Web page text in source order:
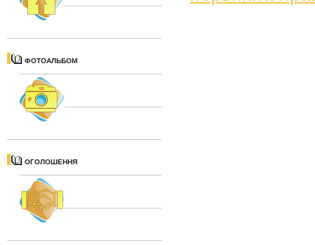
ФОТОАЛЬБОМ
ОГОЛОШЕННЯ